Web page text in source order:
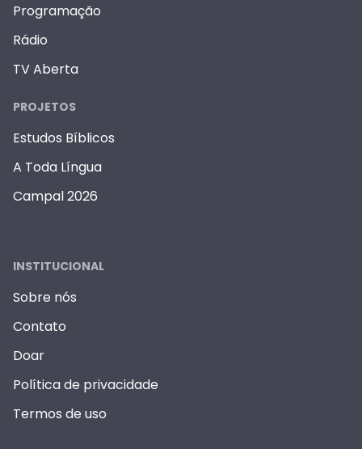
Programação
Rádio
TV Aberta
PROJETOS
Estudos Bíblicos
A Toda Língua
Campal 2026
INSTITUCIONAL
Sobre nós
Contato
Doar
Política de privacidade
Termos de uso